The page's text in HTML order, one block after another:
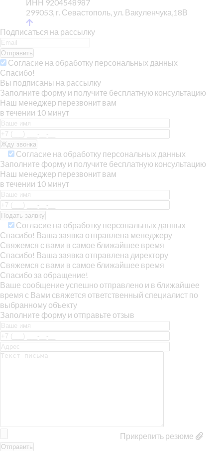
ИНН 9204548987
299053, г. Севастополь, ул. Вакуленчука,18В
Подписаться на рассылку
Отправить
Согласие на обработку персональных данных
Спасибо!
Вы подписаны на рассылку
Заполните форму и получите бесплатную консультацию
Наш менеджер перезвонит вам
в течении 10 минут
Согласие на обработку персональных данных
Заполните форму и получите бесплатную консультацию
Наш менеджер перезвонит вам
в течении 10 минут
Согласие на обработку персональных данных
Спасибо! Ваша заявка отправлена менеджеру
Свяжемся с вами в самое ближайшее время
Спасибо! Ваша заявка отправлена директору
Свяжемся с вами в самое ближайшее время
Спасибо за обращение!
Ваше сообщение успешно отправлено и в ближайшее
время с Вами свяжется ответственный специалист по
выбранному объекту
Заполните форму и отправьте отзыв
Прикрепить резюме